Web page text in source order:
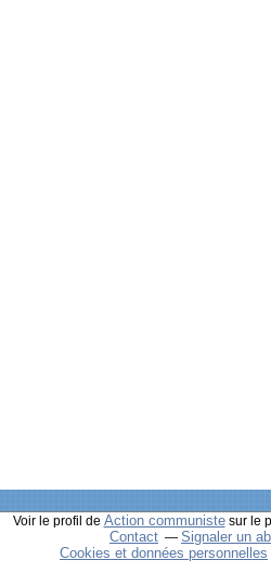
Voir le profil de Action communistesur le
Contact
Signaler un
Cookies et données personnelles